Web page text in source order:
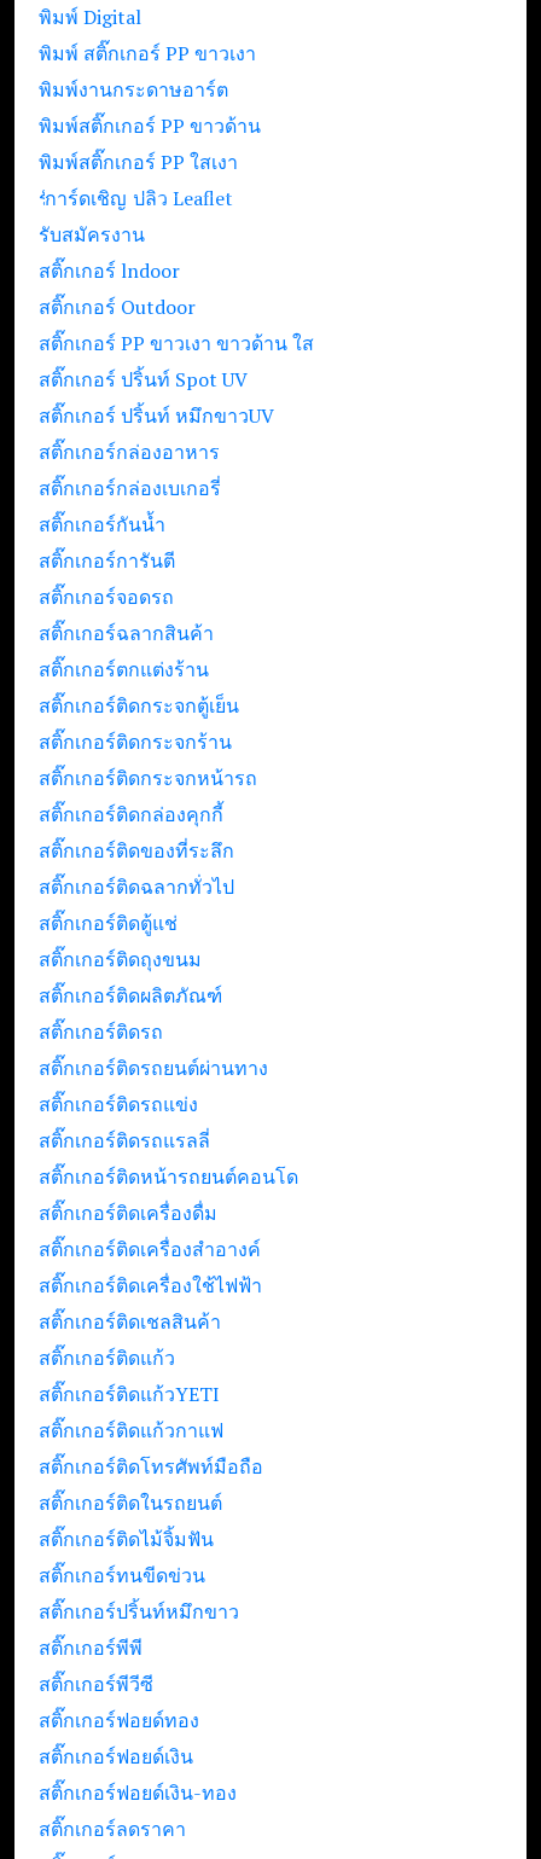
พิมพ์ Digital
พิมพ์ สติ๊กเกอร์ PP ขาวเงา
พิมพ์งานกระดาษอาร์ต
พิมพ์สติ๊กเกอร์ PP ขาวด้าน
พิมพ์สติ๊กเกอร์ PP ใสเงา
รับปริ้นท์ใบปลิว Leaflet
การ์ดเชิญ
รับสมัครงาน
สติ๊กเกอร์ lndoor
สติ๊กเกอร์ Outdoor
สติ๊กเกอร์ PP ขาวเงา ขาวด้าน ใส
สติ๊กเกอร์ ปริ้นท์ Spot UV
สติ๊กเกอร์ ปริ้นท์ หมึกขาวUV
สติ๊กเกอร์กล่องอาหาร
สติ๊กเกอร์กล่องเบเกอรี่
สติ๊กเกอร์กันน้ำ
สติ๊กเกอร์การันตี
สติ๊กเกอร์จอดรถ
สติ๊กเกอร์ฉลากสินค้า
สติ๊กเกอร์ตกแต่งร้าน
สติ๊กเกอร์ติดกระจกตู้เย็น
สติ๊กเกอร์ติดกระจกร้าน
สติ๊กเกอร์ติดกระจกหน้ารถ
สติ๊กเกอร์ติดกล่องคุกกี้
สติ๊กเกอร์ติดของที่ระลึก
สติ๊กเกอร์ติดฉลากทั่วไป
สติ๊กเกอร์ติดตู้แช่
สติ๊กเกอร์ติดถุงขนม
สติ๊กเกอร์ติดผลิตภัณฑ์
สติ๊กเกอร์ติดรถ
สติ๊กเกอร์ติดรถยนต์ผ่านทาง
สติ๊กเกอร์ติดรถแข่ง
สติ๊กเกอร์ติดรถแรลลี่
สติ๊กเกอร์ติดหน้ารถยนต์คอนโด
สติ๊กเกอร์ติดเครื่องดื่ม
สติ๊กเกอร์ติดเครื่องสำอางค์
สติ๊กเกอร์ติดเครื่องใช้ไฟฟ้า
สติ๊กเกอร์ติดเชลสินค้า
สติ๊กเกอร์ติดแก้ว
สติ๊กเกอร์ติดแก้วYETI
สติ๊กเกอร์ติดแก้วกาแฟ
สติ๊กเกอร์ติดโทรศัพท์มือถือ
สติ๊กเกอร์ติดในรถยนต์
สติ๊กเกอร์ติดไม้จิ้มฟัน
สติ๊กเกอร์ทนขีดข่วน
สติ๊กเกอร์ปริ้นท์หมึกขาว
สติ๊กเกอร์พีพี
สติ๊กเกอร์พีวีซี
สติ๊กเกอร์ฟอยด์ทอง
สติ๊กเกอร์ฟอยด์เงิน
สติ๊กเกอร์ฟอยด์เงิน-ทอง
สติ๊กเกอร์ลดราคา